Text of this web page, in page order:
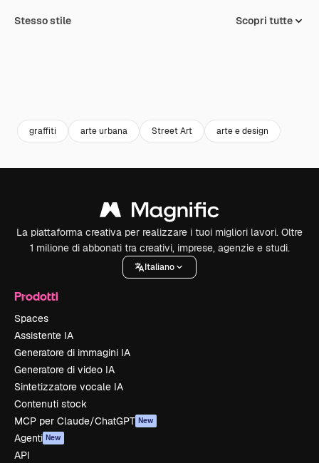
Stesso stile Scopri tutte
graffiti arte urbana Street Art arte e design
La piattaforma creativa per realizzare i tuoi migliori lavori. Oltre
1 milione di abbonati tra creativi, imprese, agenzie e studi.
Italiano
Prodotti
Spaces
Assistente IA
Generatore di immagini IA
Generatore di video IA
Sintetizzatore vocale IA
Contenuti stock
MCP per Claude/ChatGPT New
Agenti New
API